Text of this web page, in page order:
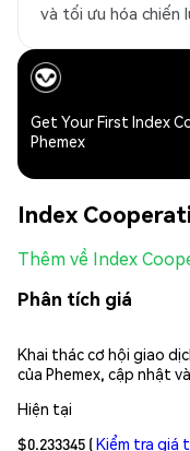
và tối ưu hóa chiến
Get Your First Index
Phemex
Index
Thêm về Index
Phân tích giá
Khai thác cơ hội giao
của Phemex, cập nhật
Hiện tại
$0.233345 (Kiểm tra giá